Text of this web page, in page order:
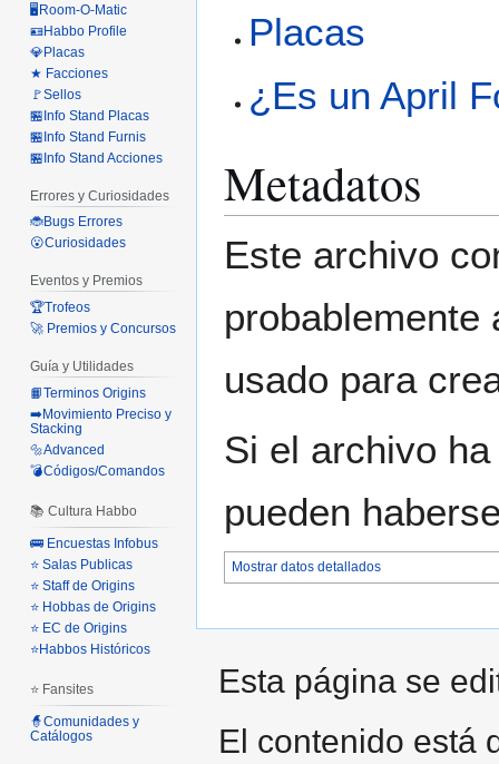
Placas
¿Es un April
Metadatos
Este archivo
probablemente
usado para
Si el archivo
pueden
Mostrar datos detallados
🖥️Room-O-Matic
🪪Habbo Profile
💎Placas
★ Facciones
🚩Sellos
🏪Info Stand Placas
🏪Info Stand Furnis
🏪Info Stand Acciones
Errores y Curiosidades
🐞Bugs Errores
😮Curiosidades
Eventos y Premios
🏆Trofeos
🚀 Premios y Concursos
Guía y Utilidades
📙Terminos Origins
➡️Movimiento Preciso y
Stacking
🔩Advanced
💣Códigos/Comandos
📚 Cultura Habbo
🚌 Encuestas Infobus
⭐ Salas Publicas
⭐ Staff de Origins
⭐ Hobbas de Origins
⭐ EC de Origins
⭐Habbos Históricos
⭐ Fansites
🧙Comunidades y
Catálogos
Esta página se
El contenido está